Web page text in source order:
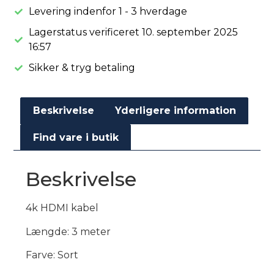
Levering indenfor 1 - 3 hverdage
Lagerstatus verificeret 10. september 2025
16:57
Sikker & tryg betaling
Beskrivelse Yderligere information
Find vare i butik
Beskrivelse
4k HDMI kabel
Længde: 3 meter
Farve: Sort